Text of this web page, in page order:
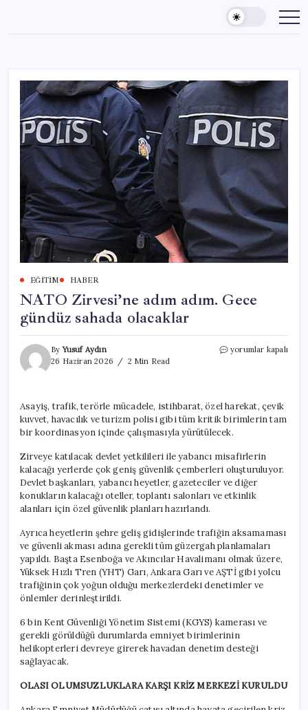
content
EĞITIM HABER
NATO Zirvesi’ne adım adım. Gece
gündüz sahada olacaklar
ByYusuf Aydın
26 Haziran 2026
2 Min Read
NATO
gündüz
sahada
olacaklar
yorumlar kapalı
Asayiş, trafik, terörle mücadele, istihbarat, özel harekat, çevik
kuvvet, havacılık ve turizm polisi gibi tüm kritik birimlerin tam
bir koordinasyon içinde çalışmasıyla yürütülecek.
Zirveye katılacak devlet yetkilileri ile yabancı misafirlerin
kalacağı yerlerde çok geniş güvenlik çemberleri oluşturuluyor.
Devlet başkanları, yabancı heyetler, gazeteciler ve diğer
konukların kalacağı oteller, toplantı salonları ve etkinlik
alanları için özel güvenlik planları hazırlandı.
Ayrıca heyetlerin şehre geliş gidişlerinde trafiğin aksamaması
ve güvenli akması adına gerekli tüm güzergah planlamaları
yapıldı. Başta Esenboğa ve Akıncılar Havalimanı olmak üzere,
Yüksek Hızlı Tren (YHT) Garı, Ankara Garı ve AŞTİ gibi yolcu
trafiğinin çok yoğun olduğu merkezlerdeki denetimler ve
önlemler derinleştirildi.
6 bin Kent Güvenliği Yönetim Sistemi (KGYS) kamerası ve
gerekli görüldüğü durumlarda emniyet birimlerinin
helikopterleri devreye girerek havadan denetim desteği
sağlayacak.
OLASI OLUMSUZLUKLARA KARŞI KRİZ MERKEZİ KURULDU